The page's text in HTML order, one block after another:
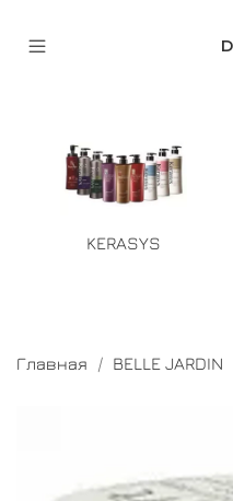
KERASYS
Главная BELLE JARDIN